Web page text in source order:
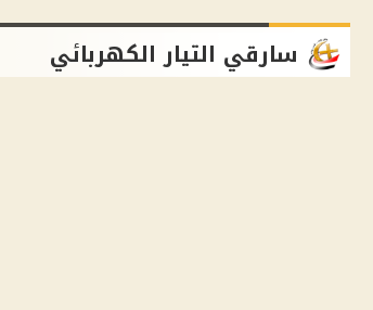
سارقي التيار الكهربائي